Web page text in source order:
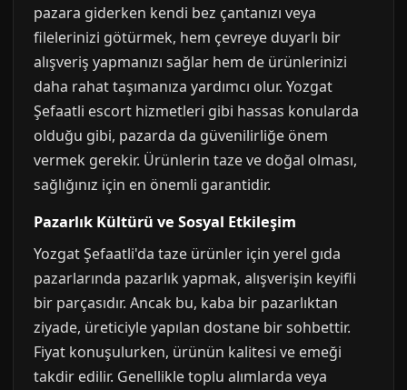
pazara giderken kendi bez çantanızı veya
filelerinizi götürmek, hem çevreye duyarlı bir
alışveriş yapmanızı sağlar hem de ürünlerinizi
daha rahat taşımanıza yardımcı olur. Yozgat
Şefaatli escort hizmetleri gibi hassas konularda
olduğu gibi, pazarda da güvenilirliğe önem
vermek gerekir. Ürünlerin taze ve doğal olması,
sağlığınız için en önemli garantidir.
Pazarlık Kültürü ve Sosyal Etkileşim
Yozgat Şefaatli'da taze ürünler için yerel gıda
pazarlarında pazarlık yapmak, alışverişin keyifli
bir parçasıdır. Ancak bu, kaba bir pazarlıktan
ziyade, üreticiyle yapılan dostane bir sohbettir.
Fiyat konuşulurken, ürünün kalitesi ve emeği
takdir edilir. Genellikle toplu alımlarda veya